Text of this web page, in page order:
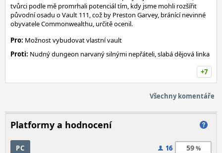
tvůrci podle mě promrhali potenciál tím, kdy jsme mohli rozšířit
původní osadu o Vault 111, což by Preston Garvey, bránící nevinné
obyvatele Commonwealthu, určitě ocenil.
Pro: Možnost vybudovat vlastní vault
Proti: Nudný dungeon narvaný silnými nepřáteli, slabá dějová linka
+7
Všechny komentáře
Platformy a hodnocení
PC 16 59